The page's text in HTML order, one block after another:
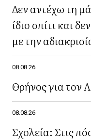
Δεν αντέχω τη
ίδιο σπίτι και
με την
08.08.26
Θρήνος για τον
08.08.26
Σχολεία: Στις